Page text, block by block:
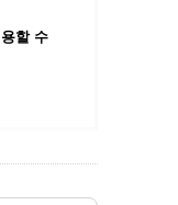
할 수